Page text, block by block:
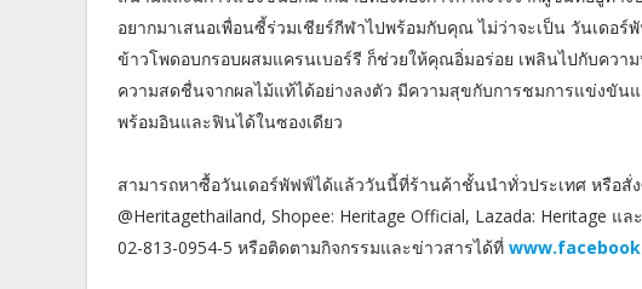
อยากมาเสนอเพื่อนซี้ร่วมเชียร์กีฬาไปพร้อมกับคุณ ไม่ว่าจะเป็น วันเดอ
ข้าวโพดอบกรอบผสมแครนเบอร์รี ก็ช่วยให้คุณอิ่มอร่อย เพลินไปกับคว
ความสดชื่นจากผลไม้แท้ได้อย่างลงตัว มีความสุขกับการชมการแข่งขัน
พร้อมอินและฟินได้ในซองเดียว
สามารถหาซื้อวันเดอร์พัฟฟ์ได้แล้ววันนี้ที่ร้านค้าชั้นนำทั่วประเทศ หรือสั่
@Heritagethailand, Shopee: Heritage Official, Lazada: Heritage แ
02-813-0954-5 หรือติดตามกิจกรรมและข่าวสารได้ที่